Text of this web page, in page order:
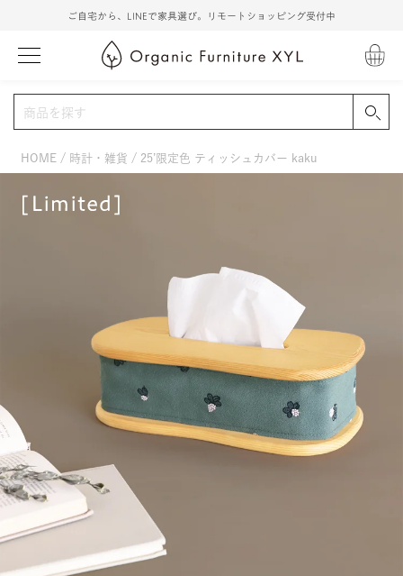
ご自宅から、LINEで家具選び。リモートショッピング受付中
HOME 時計・雑貨 25’限定色 ティッシュカバー kaku